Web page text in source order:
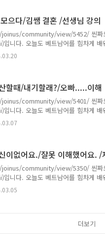
으다/김쌤 결혼 /선생님 강의
community/view/5452/ 씬짜
입니다. 오늘도 베트남어를 힘차게
곰 / 띠엔 Thai: Bây giờ tôi đang
있어요. ♣ chuẩn bị tiền 같은 의미이
할때/내기할래?/오빠.....이해
community/view/5401/ 씬짜
입니다. 오늘도 베트남어를 힘차게
누이 / 콩 Thai: có thích leo núi
/ 레오 / 누이 / 데 / 응암 / 까잉 / 아
이없어요./잘못 이해했어요. /
community/view/5350/ 씬짜
입니다. 오늘도 베트남어를 힘차게
다 / 있다 / 신경 (해석)정신없어요
잘못 이해했어요. 또이 / 히에우 /
더보기